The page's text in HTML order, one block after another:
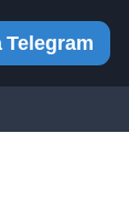
Telegram